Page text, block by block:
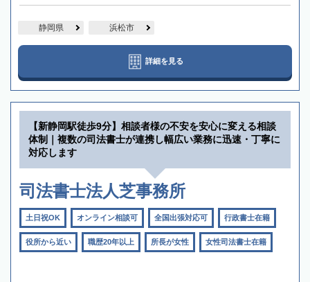
静岡県 浜松市
詳細を見る
【新静岡駅徒歩9分】相談者様の不安を安心に変える相談
体制｜複数の司法書士が連携し幅広い業務に迅速・丁寧に
対応します
司法書士法人芝事務所
土日祝OK オンライン相談可 全国出張対応可 行政書士在籍
役所から近い 職歴20年以上 所長が女性 女性司法書士在籍